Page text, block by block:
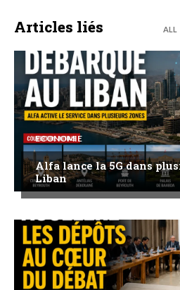
Articles liés ALL
ECONOMIE
Alfa lance la 5G dans
Liban